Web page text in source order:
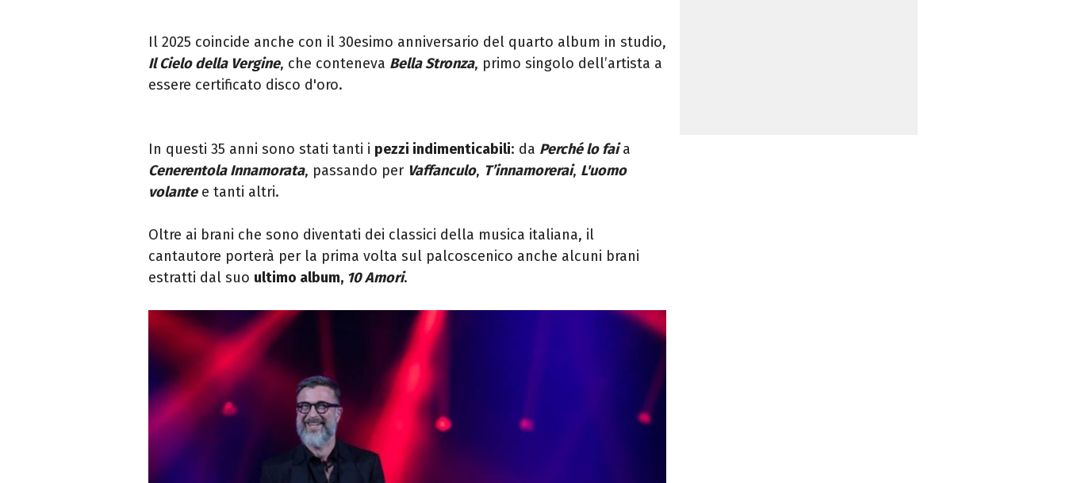
Il 2025 coincide anche con il 30esimo anniversario del quarto album in studio,
Il Cielo della Vergine, che conteneva Bella Stronza, primo singolo dell’artista a
essere certificato disco d'oro.
In questi 35 anni sono stati tanti i pezzi indimenticabili: da Perché lo faia
Cenerentola Innamorata, passando per Vaffanculo, T’innamorerai, L'uomo
volantee tanti altri.
Oltre ai brani che sono diventati dei classici della musica italiana, il
cantautore porterà per la prima volta sul palcoscenico anche alcuni brani
estratti dal suo ultimo album, 10 Amori.